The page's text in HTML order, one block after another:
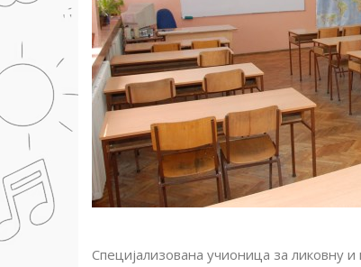
Специјализована учионица за ликовну